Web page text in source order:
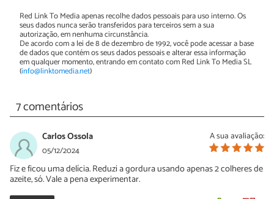
Red Link To Media apenas recolhe dados pessoais para uso interno. Os
seus dados nunca serão transferidos para terceiros sem a sua
autorização, em nenhuma circunstância.
De acordo com a lei de 8 de dezembro de 1992, você pode acessar a base
de dados que contém os seus dados pessoais e alterar essa informação
em qualquer momento, entrando em contato com Red Link To Media SL
(info@linktomedia.net)
7 comentários
A sua avaliação:
Carlos Ossola
05/12/2024
Fiz e ficou uma delícia. Reduzi a gordura usando apenas 2 colheres de
azeite, só. Vale a pena experimentar.